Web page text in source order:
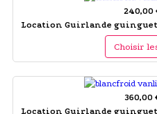
240,00
Location Guirlande
Choisir
360,00
Location Guirlande